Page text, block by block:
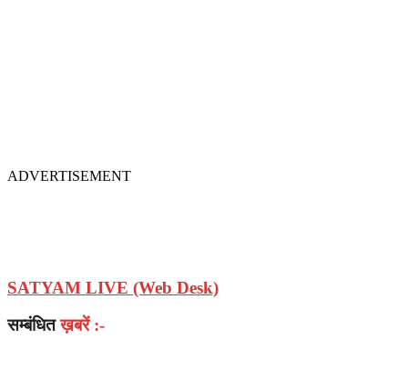
ADVERTISEMENT
SATYAM LIVE (Web Desk)
सम्बंधितख़बरें :-